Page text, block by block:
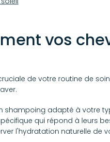
vos
de votre routine de
adapté à votre
qui répond à leurs
l'hydratation naturelle de